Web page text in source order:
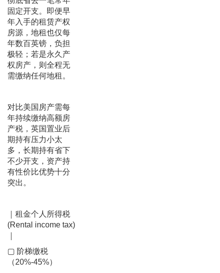
固定开支。即便早
年入手的租赁产权
房源，地租也仅每
年数百英镑，负担
极轻；若是永久产
权房产，则全程无
需缴纳任何地租。
对比美国房产需每
年持续缴纳高额房
产税，英国置业后
期持有压力小太
多，长期持有省下
不少开支，资产持
有性价比优势十分
突出。
｜租金个人所得税
(Rental income tax)
▢ 阶梯缴税
（20%-45%）